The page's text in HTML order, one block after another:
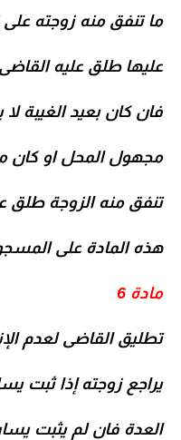
ما تنفق منه زوجته
عليها طلق عليه
فان كان بعيد الغيبة
مجهول المحل او كان
تنفق منه الزوجة طلق
هذه المادة على
مادة 6
تطليق القاضى لعدم
يراجع زوجته إذا ثبت
العدة فان لم يثبت